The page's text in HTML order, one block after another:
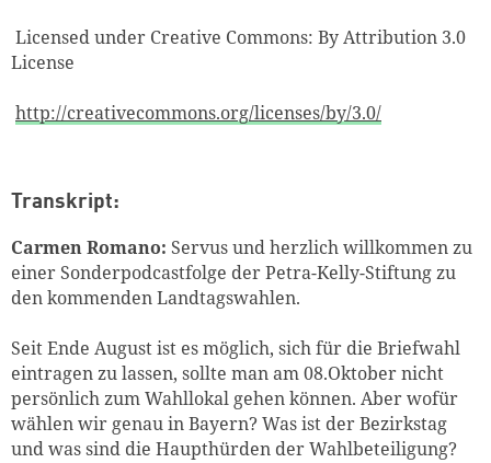
Licensed under Creative Commons: By Attribution 3.0
License
http://creativecommons.org/licenses/by/3.0/
Transkript:
Carmen Romano: Servus und herzlich willkommen zu
einer Sonderpodcastfolge der Petra-Kelly-Stiftung zu
den kommenden Landtagswahlen.
Seit Ende August ist es möglich, sich für die Briefwahl
eintragen zu lassen, sollte man am 08.Oktober nicht
persönlich zum Wahllokal gehen können. Aber wofür
wählen wir genau in Bayern? Was ist der Bezirkstag
und was sind die Haupthürden der Wahlbeteiligung?